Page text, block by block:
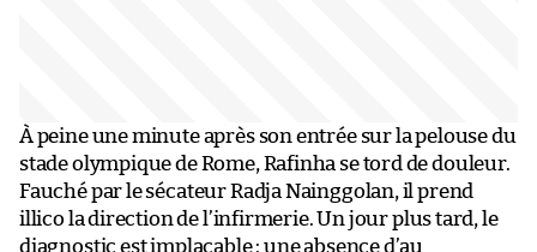
À peine une minute après son entrée sur la pelouse du
stade olympique de Rome, Rafinha se tord de douleur.
Fauché par le sécateur Radja Nainggolan, il prend
illico la direction de l’infirmerie. Un jour plus tard, le
diagnostic est implacable : une absence d’au